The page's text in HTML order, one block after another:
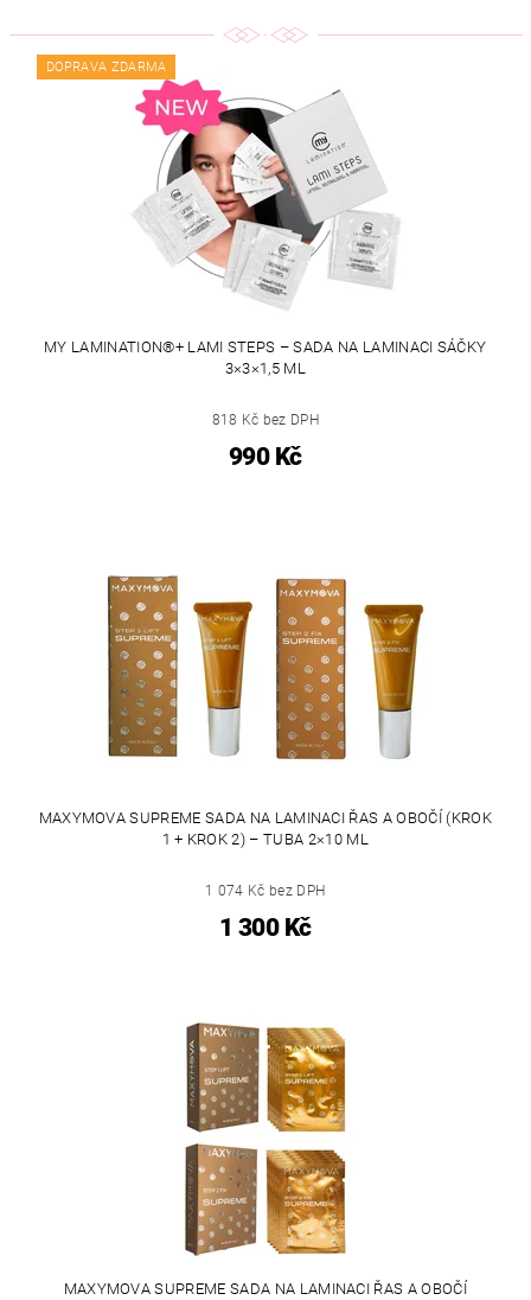
DOPRAVA ZDARMA
MY LAMINATION®+ LAMI STEPS – SADA NA LAMINACI SÁČKY
3×3×1,5 ML
818 Kč bez DPH
990 Kč
MAXYMOVA SUPREME SADA NA LAMINACI ŘAS A OBOČÍ (KROK
1 + KROK 2) – TUBA 2×10 ML
1 074 Kč bez DPH
1 300 Kč
MAXYMOVA SUPREME SADA NA LAMINACI ŘAS A OBOČÍ